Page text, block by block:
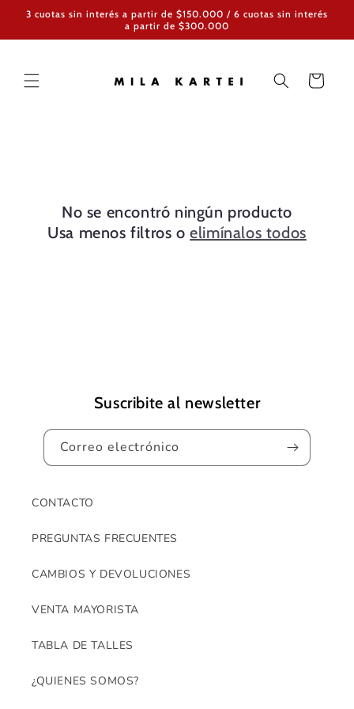
directamente
3 cuotas sin interés a partir de $150.000 / 6 cuotas sin interés
a partir de $300.000
Carrito
No se encontró ningún producto
Usa menos filtros oelimínalos todos
Suscribite al newsletter
Correo electrónico
CONTACTO
PREGUNTAS FRECUENTES
CAMBIOS Y DEVOLUCIONES
VENTA MAYORISTA
TABLA DE TALLES
¿QUIENES SOMOS?